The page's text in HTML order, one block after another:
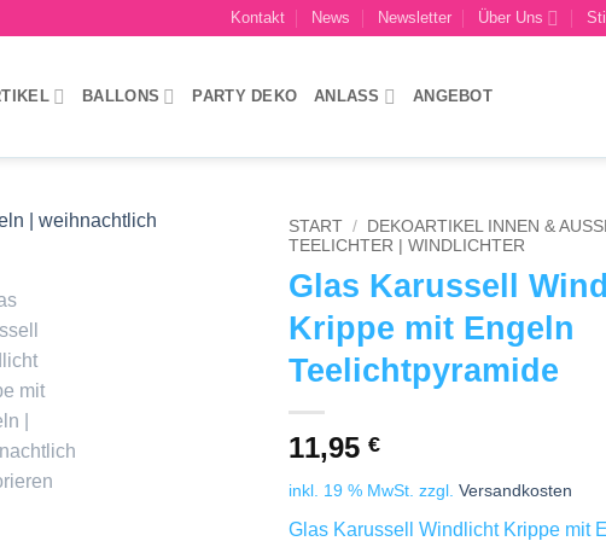
Kontakt News Newsletter Über Uns
BALLONS PARTY DEKO ANLASS ANGEBOT
START / DEKOARTIKEL INNEN &
TEELICHTER | WINDLICHTER
Glas Karussell
Krippe mit Engeln
Teelichtpyramide
11,95 €
inkl. 19 % MwSt. zzgl. Versandkosten
Glas Karussell Windlicht Krippe mit